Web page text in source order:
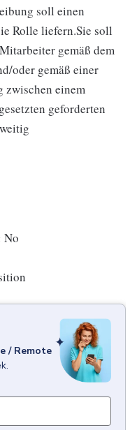
soll einen
Rolle liefern.Sie soll
gemäß dem
oder gemäß einer
zwischen einem
geforderten
No
/ Remote